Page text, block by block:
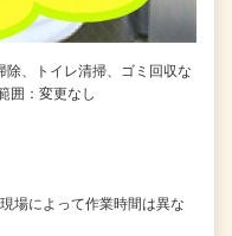
、トイレ清掃、ゴミ回収な
囲：変更なし
場によって作業時間は異な